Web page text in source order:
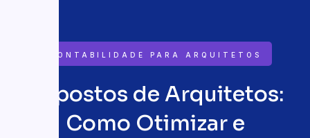
CONTABILIDADE PARA ARQUITETOS
Impostos de Arquitetos:
Como Otimizar e